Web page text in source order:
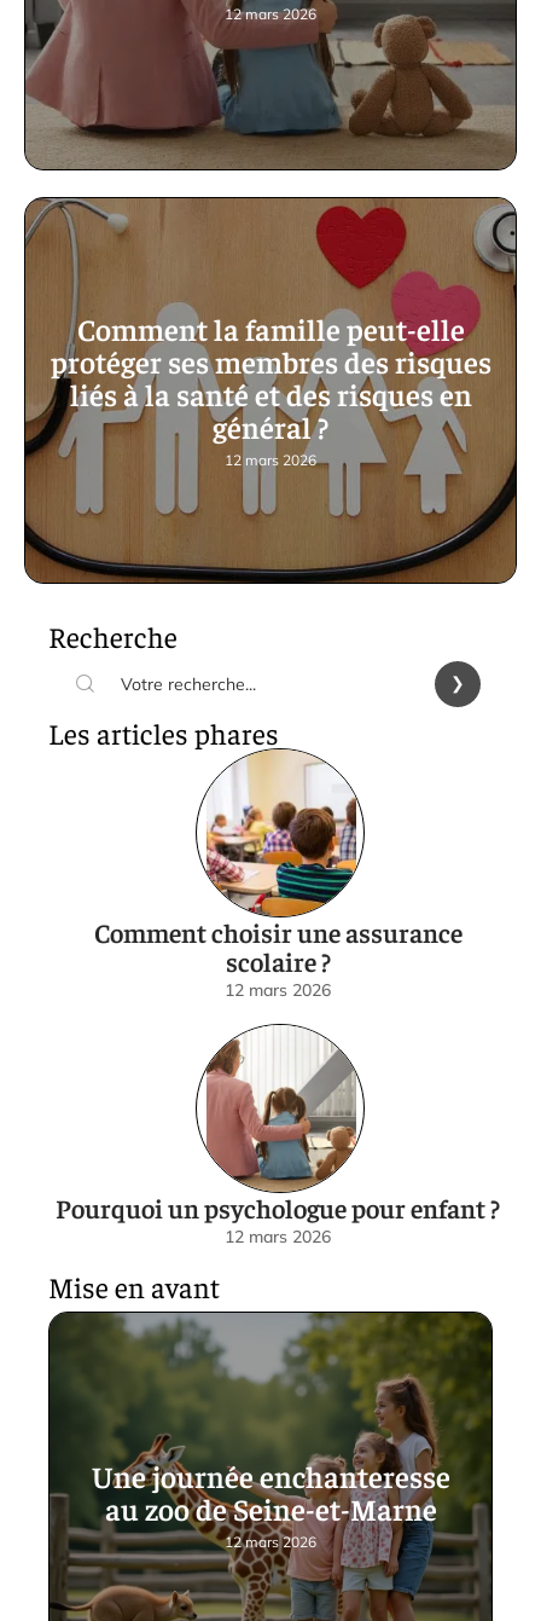
12 mars 2026
Comment la famille peut-elle
protéger ses membres des risques
liés à la santé et des risques en
général ?
12 mars 2026
Recherche
Les articles phares
Comment choisir une assurance
scolaire ?
12 mars 2026
Pourquoi un psychologue pour enfant ?
12 mars 2026
Mise en avant
Une journée enchanteresse
au zoo de Seine-et-Marne
12 mars 2026